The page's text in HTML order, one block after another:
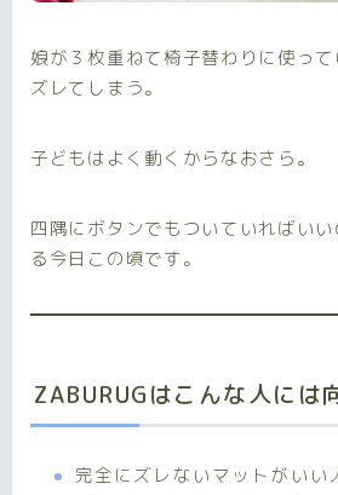
娘が３枚重ねて椅子替わりに使っ
ズレてしまう。
子どもはよく動くからなおさら。
四隅にボタンでもついていればい
る今日この頃です。
ZABURUGはこんな人には
完全にズレないマットがいい